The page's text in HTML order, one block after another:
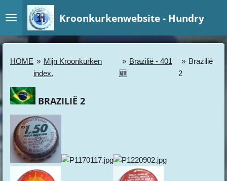
direct
naar
hoofdinhoud
Kroonkurkenwebsite - Hundry
HOME » Mijn Kroonkurken
index.
» Brazilië - 401
🆕
» Brazilië
2
BRAZILIË 2